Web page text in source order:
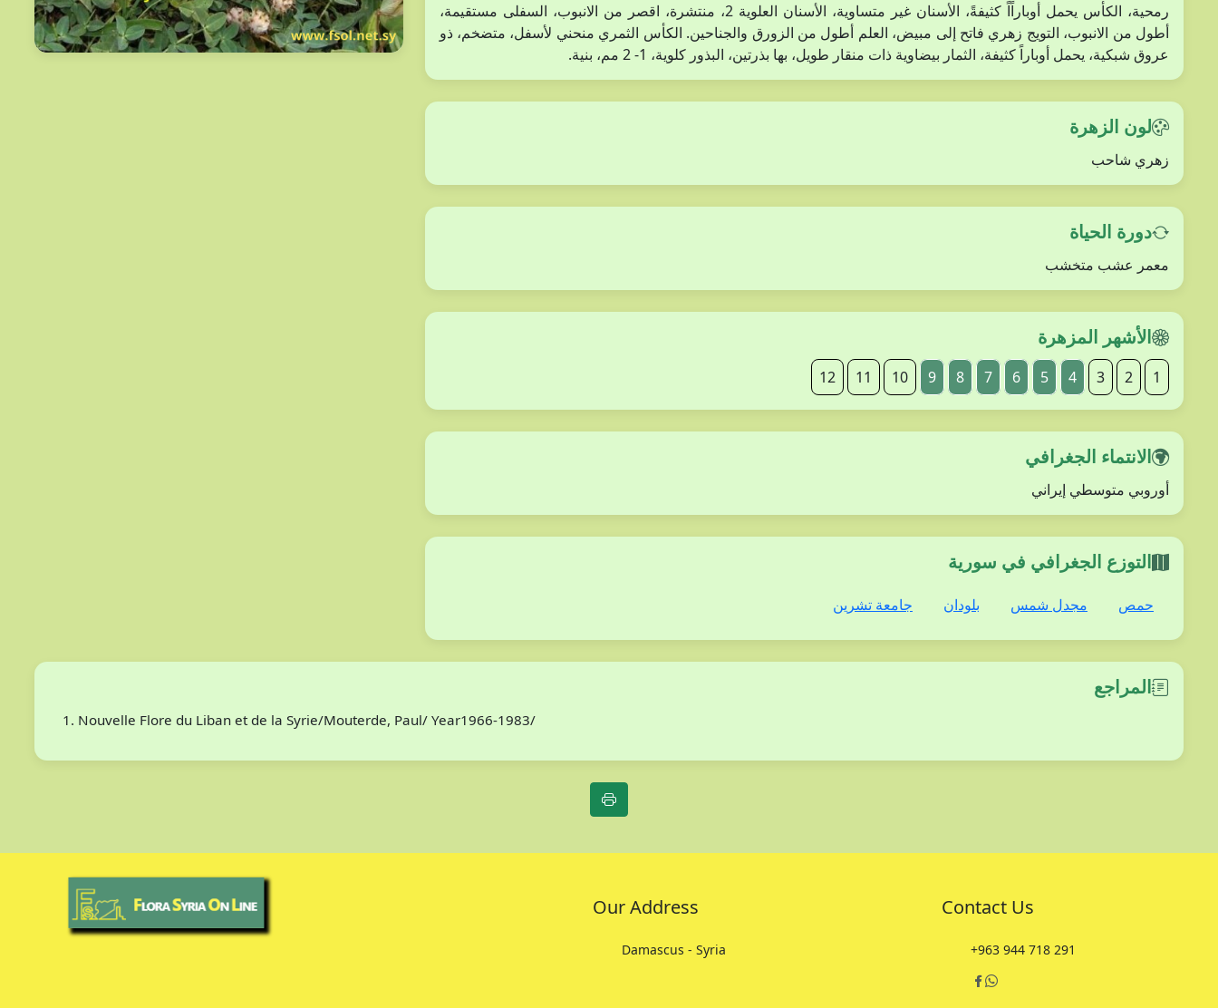
رمحية، الكأس يحمل أوباراًاً كثيفةً، الأسنان غير متساوية، الأسنان العلوية 2، منتشرة، اقصر من الانبوب، السفلى مستقيمة،
أطول من الانبوب، التويج زهري فاتح إلى مبيض، العلم أطول من الزورق والجناحين. الكأس الثمري منحني لأسفل، متضخم، ذو
عروق شبكية، يحمل أوباراً كثيفة، الثمار بيضاوية ذات منقار طويل، بها بذرتين، البذور كلوية، 1- 2 مم، بنية.
لون الزهرة
زهري شاحب
دورة الحياة
معمر عشب متخشب
الأشهر المزهرة
1
2
3
4
5
6
7
8
9
10
11
12
الانتماء الجغرافي
أوروبي متوسطي إيراني
التوزع الجغرافي في سورية
حمص مجدل شمس بلودان جامعة تشرين
المراجع
Nouvelle Flore du Liban et de la Syrie/Mouterde, Paul/ Year1966-1983/
Our Address
Damascus - Syria
Contact Us
+963 944 718 291